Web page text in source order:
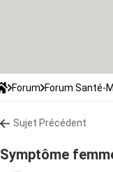
Forum Forum Santé-
Sujet Précédent
Symptôme